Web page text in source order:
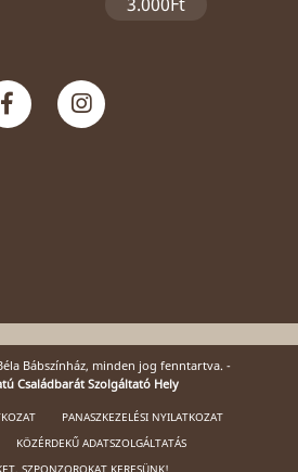
3.000Ft
Bábszínház, minden jog fenntartva. -
Családbarát Szolgáltató Hely
PANASZKEZELÉSI NYILATKOZAT
KÖZÉRDEKŰ ADATSZOLGÁLTATÁS